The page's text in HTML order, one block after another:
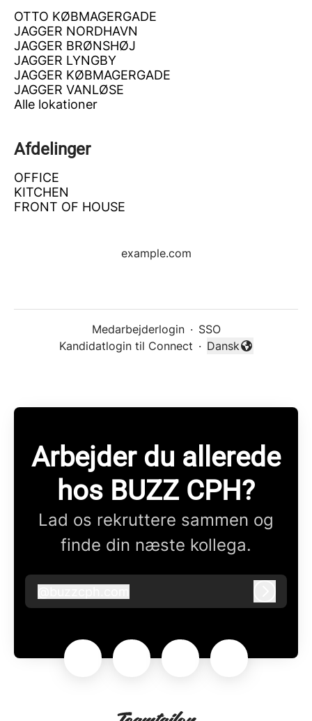
OTTO KØBMAGERGADE
JAGGER NORDHAVN
JAGGER BRØNSHØJ
JAGGER LYNGBY
JAGGER KØBMAGERGADE
JAGGER VANLØSE
Alle lokationer
Afdelinger
OFFICE
KITCHEN
FRONT OF HOUSE
example.com
Medarbejderlogin · SSO
Kandidatlogin til Connect ·
Skift sprog
Dansk
Arbejder du allerede
hos BUZZ CPH?
Lad os rekruttere sammen og
finde din næste kollega.
buzzcph.com